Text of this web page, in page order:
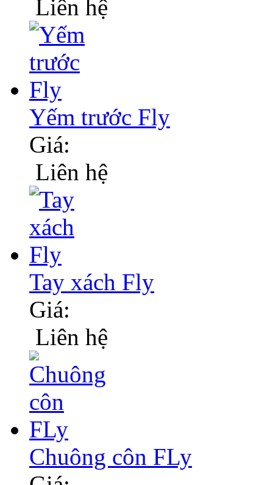
Liên hệ
Yếm trước Fly
Giá:
Liên hệ
Tay xách Fly
Giá:
Liên hệ
Chuông côn FLy